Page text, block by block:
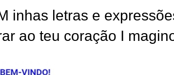
inhas letras e
ao teu coração I